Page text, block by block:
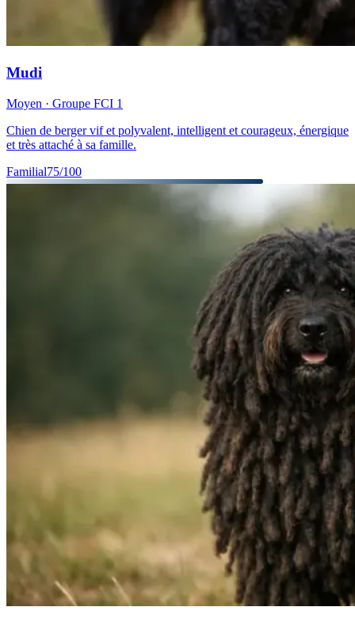
Mudi
Moyen · Groupe FCI 1
Chien de berger vif et polyvalent, intelligent et courageux, énergique
et très attaché à sa famille.
Familial75/100